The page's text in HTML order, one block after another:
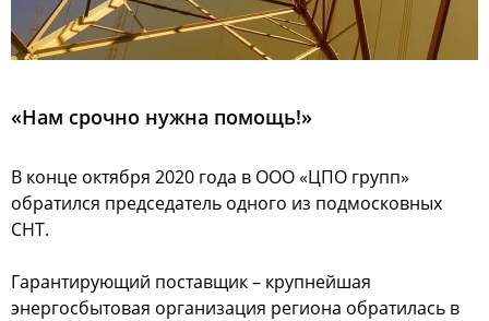
«Нам срочно нужна помощь!»
В конце октября 2020 года в ООО «ЦПО групп»
обратился председатель одного из подмосковных
СНТ.
Гарантирующий поставщик – крупнейшая
энергосбытовая организация региона обратилась в